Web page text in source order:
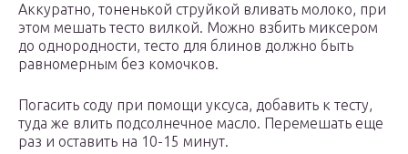
Аккуратно, тоненькой струйкой вливать молоко, при
этом мешать тесто вилкой. Можно взбить миксером
до однородности, тесто для блинов должно быть
равномерным без комочков.
Погасить соду при помощи уксуса, добавить к тесту,
туда же влить подсолнечное масло. Перемешать еще
раз и оставить на 10-15 минут.